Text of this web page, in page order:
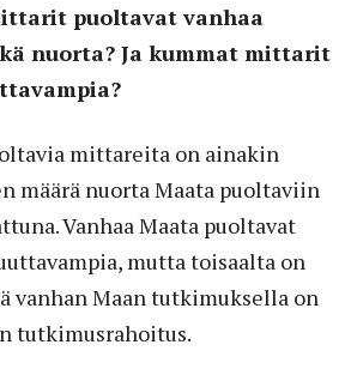
puoltavat vanhaa
nuorta? Ja kummat mittarit
mittareita on ainakin
määrä nuorta Maata puoltaviin
Vanhaa Maata puoltavat
mutta toisaalta on
vanhan Maan tutkimuksella on
tutkimusrahoitus.